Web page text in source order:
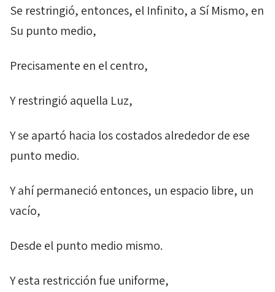
Se restringió, entonces, el Infinito, a Sí Mismo, en
Su punto medio,
Precisamente en el centro,
Y restringió aquella Luz,
Y se apartó hacia los costados alrededor de ese
punto medio.
Y ahí permaneció entonces, un espacio libre, un
vacío,
Desde el punto medio mismo.
Y esta restricción fue uniforme,